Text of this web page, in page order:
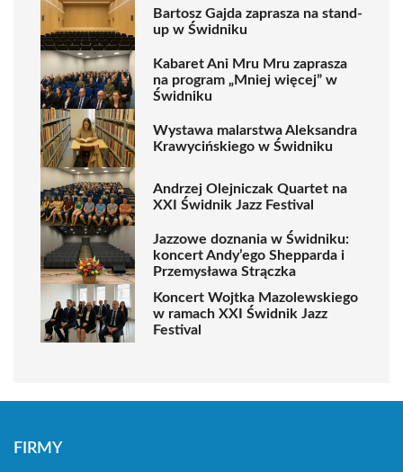
Bartosz Gajda zaprasza na stand-
up w Świdniku
Kabaret Ani Mru Mru zaprasza
na program „Mniej więcej” w
Świdniku
Wystawa malarstwa Aleksandra
Krawycińskiego w Świdniku
Andrzej Olejniczak Quartet na
XXI Świdnik Jazz Festival
Jazzowe doznania w Świdniku:
koncert Andy’ego Shepparda i
Przemysława Strączka
Koncert Wojtka Mazolewskiego
w ramach XXI Świdnik Jazz
Festival
FIRMY